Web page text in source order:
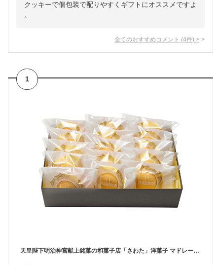
クッキーで個包装で配りやすくギフトにオススメですよ
。
全てのおすすめコメント (4件) >
1
天皇陛下明治神宮献上銘菓の和菓子店「さわた」洋菓子 マドレーヌ 15個 詰め合わせ セット 創業112年 自社製造 個包装 ギフト お歳暮 お中元 母の日 敬老の日 内祝い 贈答品 お歳暮 返礼品 ギフト お中元 お盆 お供え物 母の日の贈り物に ふんわりとした食感 個包装